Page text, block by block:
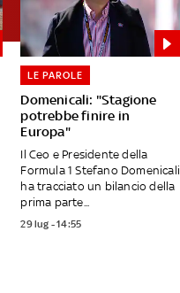
Domenicali: "Stagione
potrebbe finire in
Europa"
LE PAROLE
Il Ceo e Presidente della
Formula 1 Stefano Domenicali
ha tracciato un bilancio della
prima parte...
29 lug - 14:55